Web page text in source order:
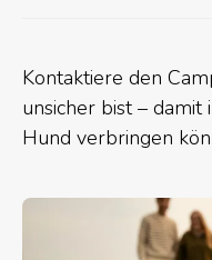
Kontaktiere den
unsicher bist –
Hund verbringen